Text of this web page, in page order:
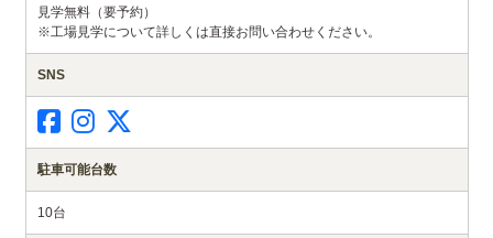
見学無料（要予約）
※工場見学について詳しくは直接お問い合わせください。
SNS
駐車可能台数
10台